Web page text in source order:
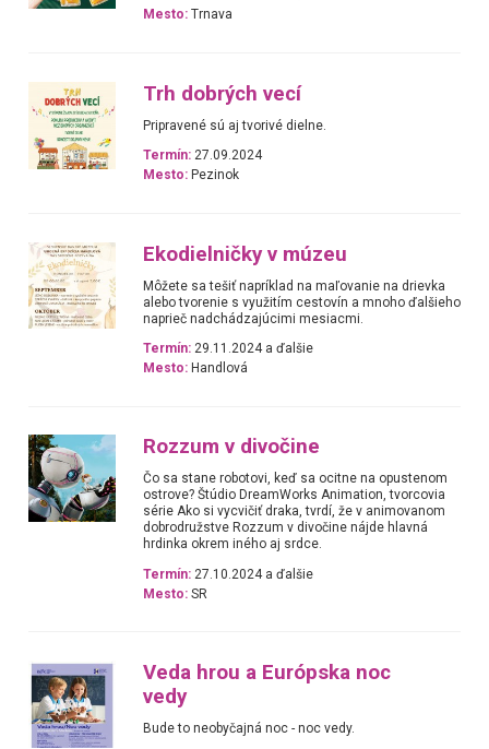
Mesto: Trnava
Trh dobrých vecí
Pripravené sú aj tvorivé dielne.
Termín: 27.09.2024
Mesto: Pezinok
Ekodielničky v múzeu
Môžete sa tešiť napríklad na maľovanie na drievka
alebo tvorenie s využitím cestovín a mnoho ďalšieho
naprieč nadchádzajúcimi mesiacmi.
Termín: 29.11.2024 a ďalšie
Mesto: Handlová
Rozzum v divočine
Čo sa stane robotovi, keď sa ocitne na opustenom
ostrove? Štúdio DreamWorks Animation, tvorcovia
série Ako si vycvičiť draka, tvrdí, že v animovanom
dobrodružstve Rozzum v divočine nájde hlavná
hrdinka okrem iného aj srdce.
Termín: 27.10.2024 a ďalšie
Mesto: SR
Veda hrou a Európska noc
vedy
Bude to neobyčajná noc - noc vedy.